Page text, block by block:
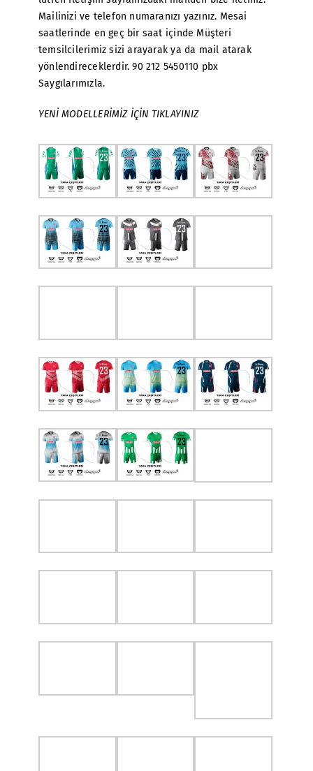
Mailinizi ve telefon numaranızı yazınız. Mesai
saatlerinde en geç bir saat içinde Müşteri
temsilcilerimiz sizi arayarak ya da mail atarak
yönlendireceklerdir. 90 212 5450110 pbx
Saygılarımızla.
YENİ MODELLERİMİZ İÇİN TIKLAYINIZ